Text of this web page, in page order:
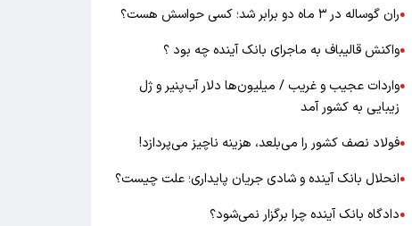
●ران گوساله در ۳ ماه دو برابر شد؛ کسی حواسش هست؟
●واکنش قالیباف به ماجرای بانک آینده چه بود ؟
●واردات عجیب و غریب / میلیون‌ها دلار آب‌پنیر و ژل
زیبایی به کشور آمد
●فولاد نصف کشور را می‌بلعد، هزینه ناچیز می‌پردازد!
●انحلال بانک آینده و شادی جریان پایداری؛ علت چیست؟
●دادگاه بانک آینده چرا برگزار نمی‌شود؟